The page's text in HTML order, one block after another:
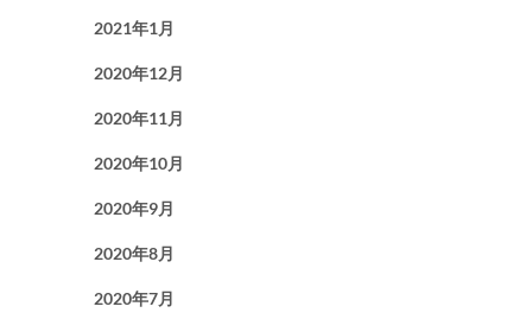
2021年1月
2020年12月
2020年11月
2020年10月
2020年9月
2020年8月
2020年7月